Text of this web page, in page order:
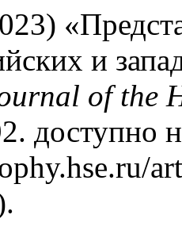
и
of the
доступно